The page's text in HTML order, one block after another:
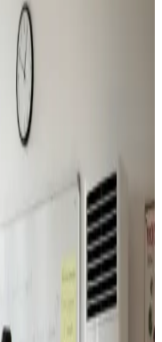
i Nørre